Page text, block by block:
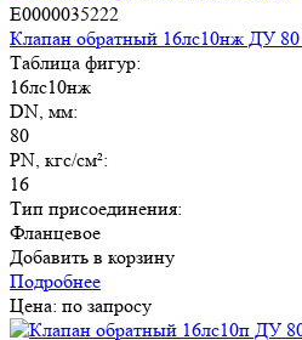
E0000035222
Клапан обратный 16лс10нж ДУ
Таблица фигур:
16лс10нж
DN, мм:
80
PN, кгс/см²:
16
Тип присоединения:
Фланцевое
Добавить в корзину
Подробнее
Цена: по запросу